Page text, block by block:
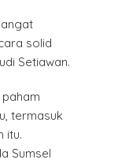
solid
Setiawan.
termasuk
itu.
Sumsel